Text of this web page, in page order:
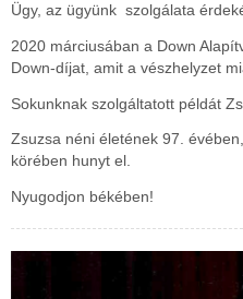
Ügy, az ügyünk szolgálata
2020 márciusában a Down
Down-díjat, amit a vészhelyzet
Sokunknak szolgáltatott példát
Zsuzsa néni életének 97.
körében hunyt el.
Nyugodjon békében!